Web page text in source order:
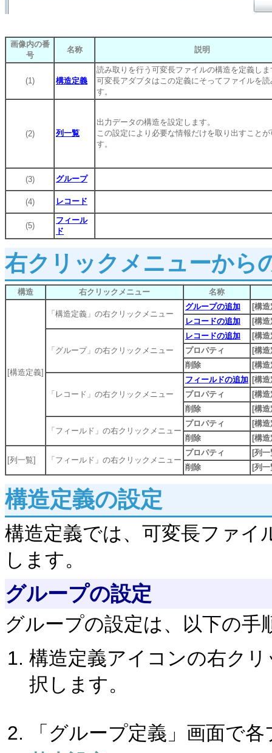
画像内の番
号
名称 説明
(1) 構造定義
読み取りを行う可変長ファイルの構造を定義しま
可変長アダプタはこの定義にそってファイルを
す。
(2) 列一覧
出力データの構造を設定します。
この設定により必要な情報だけを取り出すこと
す。
(3) グループ
(4) レコード
(5)
フィール
ド
右クリックメニューから
構造 右クリックメニュー 名称
[構造定義]
「構造定義」の右クリックメニュー
グループの追加
[構
レコードの追加
[構
「グループ」の右クリックメニュー
レコードの追加
[構
プロパティ
[構
削除
[構
「レコード」の右クリックメニュー
フィールドの追加 [構
プロパティ
[構
削除
[構
「フィールド」の右クリックメニュー
プロパティ
[構
削除
[構
[列一覧] 「フィールド」の右クリックメニュー
プロパティ
[列
削除
[列
構造定義の設定
構造定義では、可変長ファイ
します。
グループの設定
グループの設定は、以下の手
構造定義アイコンの右ク
択します。
「グループ定義」画面で